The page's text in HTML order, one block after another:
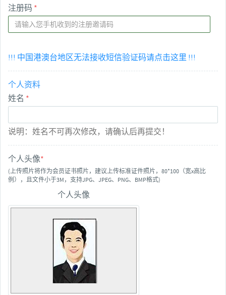
注册码 *
!!! 中国港澳台地区无法接收短信验证码请点击这里 !!!
个人资料
姓名 *
说明：姓名不可再次修改，请确认后再提交！
个人头像*
(上传照片将作为会员证书照片，建议上传标准证件照片，80*100（宽x高比
例），且文件小于3M，支持JPG、JPEG、PNG、BMP格式)
个人头像